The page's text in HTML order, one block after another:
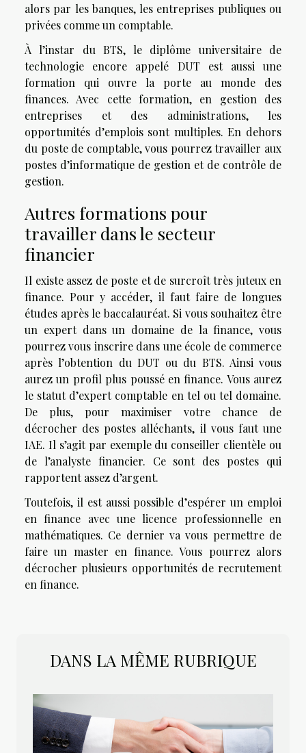
alors par les banques, les entreprises publiques ou
privées comme un comptable.
À l’instar du BTS, le diplôme universitaire de
technologie encore appelé DUT est aussi une
formation qui ouvre la porte au monde des
finances. Avec cette formation, en gestion des
entreprises et des administrations, les
opportunités d’emplois sont multiples. En dehors
du poste de comptable, vous pourrez travailler aux
postes d’informatique de gestion et de contrôle de
gestion.
Autres formations pour
travailler dans le secteur
financier
Il existe assez de poste et de surcroît très juteux en
finance. Pour y accéder, il faut faire de longues
études après le baccalauréat. Si vous souhaitez être
un expert dans un domaine de la finance, vous
pourrez vous inscrire dans une école de commerce
après l’obtention du DUT ou du BTS. Ainsi vous
aurez un profil plus poussé en finance. Vous aurez
le statut d’expert comptable en tel ou tel domaine.
De plus, pour maximiser votre chance de
décrocher des postes alléchants, il vous faut une
IAE. Il s’agit par exemple du conseiller clientèle ou
de l’analyste financier. Ce sont des postes qui
rapportent assez d’argent.
Toutefois, il est aussi possible d’espérer un emploi
en finance avec une licence professionnelle en
mathématiques. Ce dernier va vous permettre de
faire un master en finance. Vous pourrez alors
décrocher plusieurs opportunités de recrutement
en finance.
DANS LA MÊME RUBRIQUE